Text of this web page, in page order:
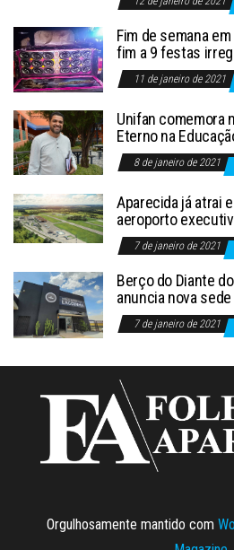
Fim de semana
fim a 9 festas
11 de janeiro de 2021
Unifan comemora
Eterno na
8 de janeiro de 2021
Aparecida já atrai
aeroporto
7 de janeiro de 2021
Berço do Diante
anuncia nova sede
7 de janeiro de 2021
Orgulhosamente mantido com